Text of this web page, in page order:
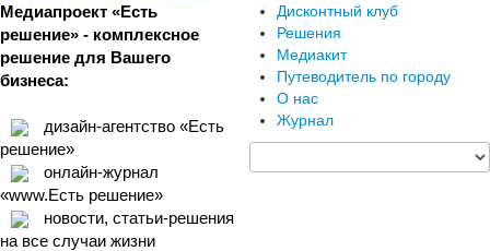
Медиапроект «Есть
решение» - комплексное
решение для Вашего
бизнеса:
дизайн-агентство «Есть
решение»
онлайн-журнал
«www.Есть решение»
новости, статьи-решения
на все случаи жизни
Дисконтный клуб
Решения
Медиакит
Путеводитель по городу
О нас
Журнал